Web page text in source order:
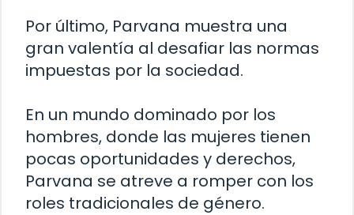
Por último, Parvana muestra una
gran valentía al desafiar las normas
impuestas por la sociedad.
En un mundo dominado por los
hombres, donde las mujeres tienen
pocas oportunidades y derechos,
Parvana se atreve a romper con los
roles tradicionales de género.